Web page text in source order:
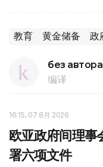
教育 黄金储备 政
без автора
编译
16:15, 07 8月 2026
欧亚政府间理事
署六项文件